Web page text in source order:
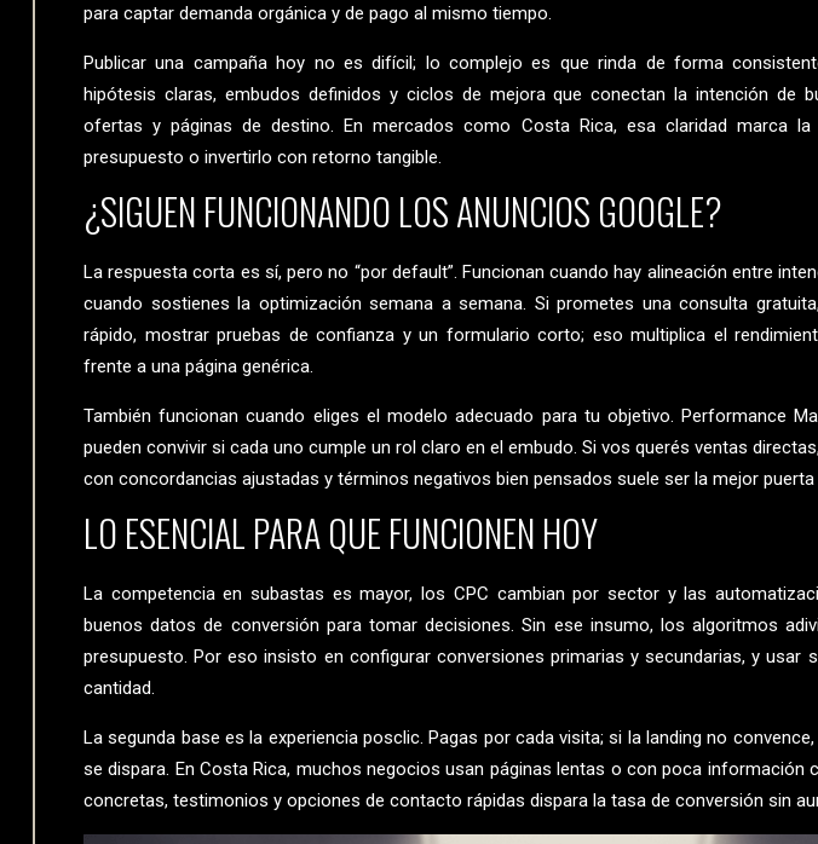
para captar demanda orgánica y de pago al mismo tiempo.
Publicar una campaña hoy no es difícil; lo complejo es que rinda de forma
hipótesis claras, embudos definidos y ciclos de mejora que conectan la intención de
ofertas y páginas de destino. En mercados como Costa Rica, esa claridad marca la
presupuesto o invertirlo con retorno tangible.
¿SIGUEN FUNCIONANDO LOS ANUNCIOS GOOGLE?
La respuesta corta es sí, pero no “por default”. Funcionan cuando hay alineación entre
cuando sostienes la optimización semana a semana. Si prometes una consulta
rápido, mostrar pruebas de confianza y un formulario corto; eso multiplica el
frente a una página genérica.
También funcionan cuando eliges el modelo adecuado para tu objetivo. Performance
pueden convivir si cada uno cumple un rol claro en el embudo. Si vos querés ventas
con concordancias ajustadas y términos negativos bien pensados suele ser la mejor puerta
LO ESENCIAL PARA QUE FUNCIONEN HOY
La competencia en subastas es mayor, los CPC cambian por sector y las
buenos datos de conversión para tomar decisiones. Sin ese insumo, los algoritmos
presupuesto. Por eso insisto en configurar conversiones primarias y secundarias, y usar
cantidad.
La segunda base es la experiencia posclic. Pagas por cada visita; si la landing no
se dispara. En Costa Rica, muchos negocios usan páginas lentas o con poca información
concretas, testimonios y opciones de contacto rápidas dispara la tasa de conversión sin